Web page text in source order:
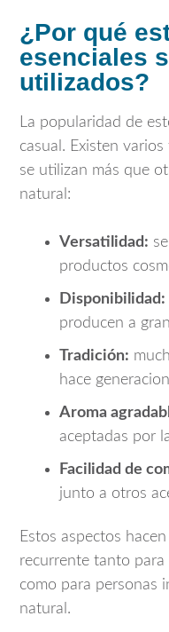
¿Por qué
esenciales
utilizados?
La popularidad de
casual. Existen
se utilizan más que
natural:
Versatilidad:
productos
Disponibilidad:
producen a
Tradición:
hace
Aroma
aceptadas por
Facilidad de
junto a otros
Estos aspectos
recurrente tanto
como para personas
natural.